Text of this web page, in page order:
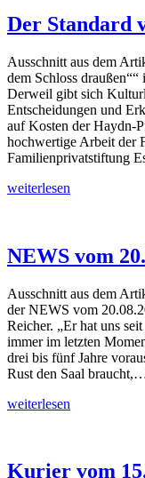
Der Standard
Ausschnitt aus dem
dem Schloss
Derweil gibt sich
Entscheidungen und
auf Kosten der Haydn-
hochwertige Arbeit der
Familienprivatstiftung
Der
weiterlesen
NEWS vom
Ausschnitt aus dem
der NEWS vom
Reicher. „Er hat uns
immer im letzten
drei bis fünf Jahre
Rust den Saal
NEWS
weiterlesen
Kurier vom